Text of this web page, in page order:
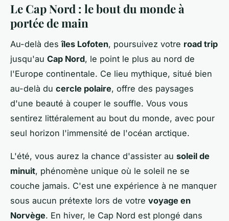
Le Cap Nord : le bout du monde à
portée de main
Au-delà desîles Lofoten, poursuivez votre road trip
jusqu'au Cap Nord, le point le plus au nord de
l'Europe continentale. Ce lieu mythique, situé bien
au-delà du cercle polaire, offre des paysages
d'une beauté à couper le souffle. Vous vous
sentirez littéralement au bout du monde, avec pour
seul horizon l'immensité de l'océan arctique.
L'été, vous aurez la chance d'assister au soleil de
minuit, phénomène unique où le soleil ne se
couche jamais. C'est une expérience à ne manquer
sous aucun prétexte lors de votre voyage en
Norvège. En hiver, le Cap Nord est plongé dans